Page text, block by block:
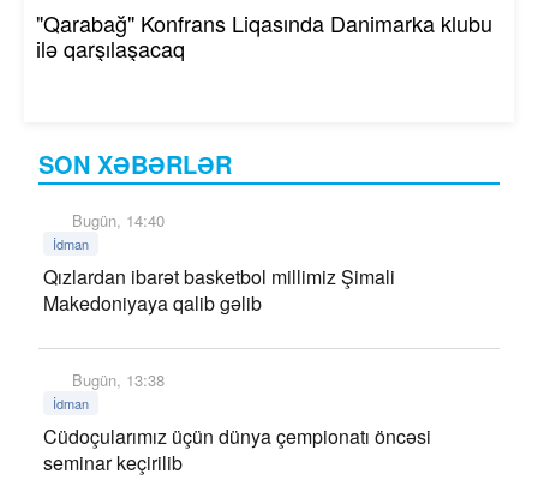
SON XƏBƏRLƏR
Bugün, 14:40
İdman
Qızlardan ibarət basketbol millimiz Şimali
Makedoniyaya qalib gəlib
Bugün, 13:38
İdman
Cüdoçularımız üçün dünya çempionatı öncəsi
seminar keçirilib
"Qarabağ" Konfrans Liqasında Danimarka klubu
ilə qarşılaşacaq